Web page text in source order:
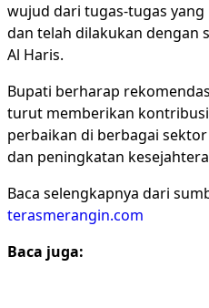
wujud dari tugas-tugas yang
dan telah dilakukan dengan
Al Haris.
Bupati berharap
turut memberikan
perbaikan di berbagai
dan peningkatan
Baca selengkapnya dari
terasmerangin.com
Baca juga: